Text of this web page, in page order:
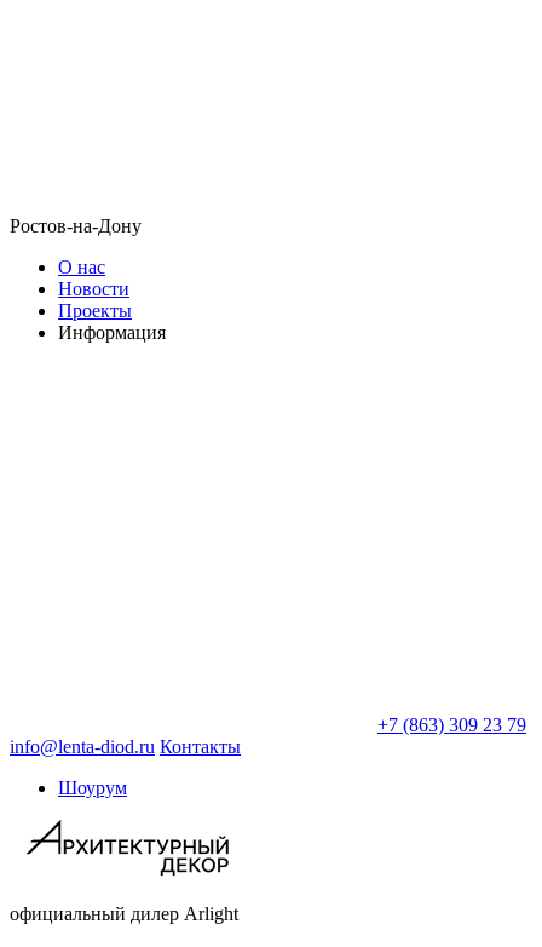
Ростов-на-Дону
О нас
Новости
Проекты
Информация
+7 (863) 309 23 79
info@lenta-diod.ru Контакты
Шоурум
официальный дилер Arlight